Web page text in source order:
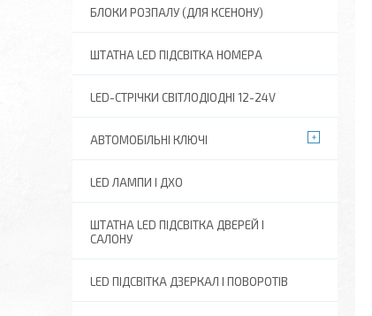
БЛОКИ РОЗПАЛУ (ДЛЯ КСЕНОНУ)
ШТАТНА LED ПІДСВІТКА НОМЕРА
LED-СТРІЧКИ СВІТЛОДІОДНІ 12-24V
АВТОМОБІЛЬНІ КЛЮЧІ
LED ЛАМПИ І ДХО
ШТАТНА LED ПІДСВІТКА ДВЕРЕЙ І
САЛОНУ
LED ПІДСВІТКА ДЗЕРКАЛ І ПОВОРОТІВ